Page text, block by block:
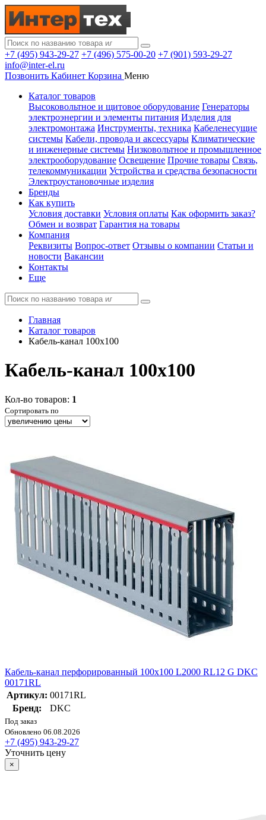
+7 (495) 943-29-27 +7 (496) 575-00-20 +7 (901) 593-29-27
info@inter-el.ru
Позвонить Кабинет Корзина Меню
Каталог товаров
Высоковольтное и щитовое оборудование Генераторы
электроэнергии и элементы питания Изделия для
электромонтажа Инструменты, техника Кабеленесущие
системы Кабели, провода и аксессуары Климатические
и инженерные системы Низковольтное и промышленное
электрооборудование Освещение Прочие товары Связь,
телекоммуникации Устройства и средства безопасности
Электроустановочные изделия
Бренды
Как купить
Условия доставки Условия оплаты Как оформить заказ?
Обмен и возврат Гарантия на товары
Компания
Реквизиты Вопрос-ответ Отзывы о компании Статьи и
новости Вакансии
Контакты
Еще
Главная
Каталог товаров
Кабель-канал 100х100
Кабель-канал 100х100
Кол-во товаров: 1
Сортировать по
Кабель-канал перфорированный 100х100 L2000 RL12 G DKC
00171RL
Артикул: 00171RL
Бренд:
DKC
Под заказ
Обновлено 06.08.2026
+7 (495) 943-29-27
Уточнить цену
×